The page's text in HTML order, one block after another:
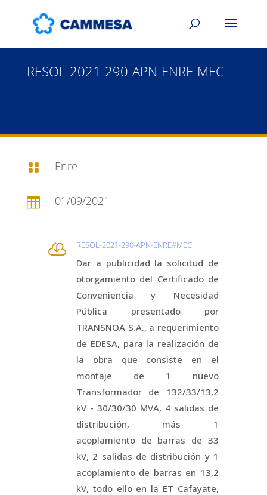
RESOL-2021-290-APN-ENRE-MEC
 Enre
 01/09/2021
 RESOL-2021-290-APN-ENRE#MEC
Dar a publicidad la solicitud de
otorgamiento del Certificado de
Conveniencia y Necesidad
Pública presentado por
TRANSNOA S.A., a requerimiento
de EDESA, para la realización de
la obra que consiste en el
montaje de 1 nuevo
Transformador de 132/33/13,2
kV - 30/30/30 MVA, 4 salidas de
distribución, más 1
acoplamiento de barras de 33
kV, 2 salidas de distribución y 1
acoplamiento de barras en 13,2
kV, todo ello en la ET Cafayate,